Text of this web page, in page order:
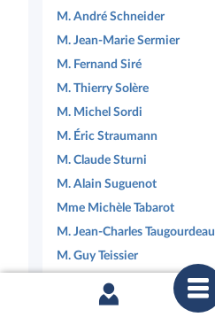
M. André Schneider
M. Jean-Marie Sermier
M. Fernand Siré
M. Thierry Solère
M. Michel Sordi
M. Éric Straumann
M. Claude Sturni
M. Alain Suguenot
Mme Michèle Tabarot
M. Jean-Charles Taugourdeau
M. Guy Teissier
M. Michel Terrot
M. Dominique Tian